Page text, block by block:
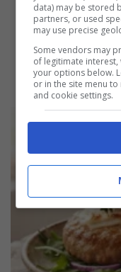
Bicchieri
segreto
nuovi
data) may be stored
partners, or used
may use precise
Some vendors may
of legitimate
your options below.
or in the site menu
and cookie settings.